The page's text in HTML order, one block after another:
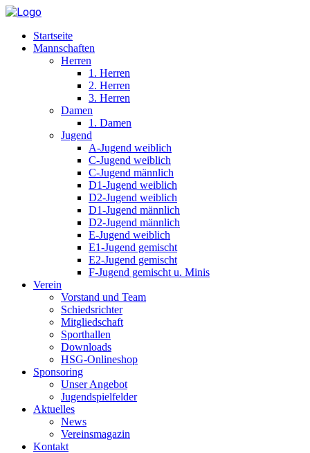
Startseite
Mannschaften
Herren
1. Herren
2. Herren
3. Herren
Damen
1. Damen
Jugend
A-Jugend weiblich
C-Jugend weiblich
C-Jugend männlich
D1-Jugend weiblich
D2-Jugend weiblich
D1-Jugend männlich
D2-Jugend männlich
E-Jugend weiblich
E1-Jugend gemischt
E2-Jugend gemischt
F-Jugend gemischt u. Minis
Verein
Vorstand und Team
Schiedsrichter
Mitgliedschaft
Sporthallen
Downloads
HSG-Onlineshop
Sponsoring
Unser Angebot
Jugendspielfelder
Aktuelles
News
Vereinsmagazin
Kontakt